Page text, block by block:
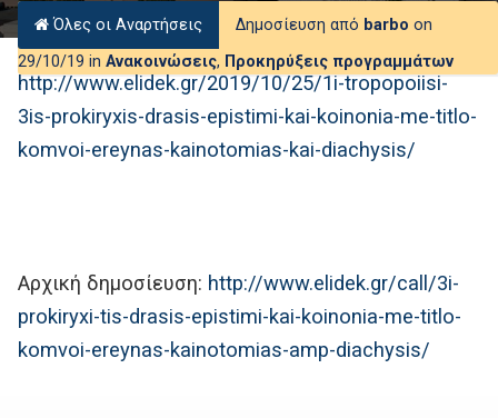
Όλες οι Αναρτήσεις Δημοσίευση από barbo on
29/10/19 in Ανακοινώσεις, Προκηρύξεις προγραμμάτων
http://www.elidek.gr/2019/10/25/1i-tropopoiisi-
3is-prokiryxis-drasis-epistimi-kai-koinonia-me-titlo-
komvoi-ereynas-kainotomias-kai-diachysis/
Αρχική δημοσίευση: http://www.elidek.gr/call/3i-
prokiryxi-tis-drasis-epistimi-kai-koinonia-me-titlo-
komvoi-ereynas-kainotomias-amp-diachysis/